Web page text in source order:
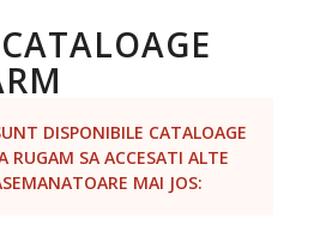
DISPONIBILE CATALOAGE
RUGAM SA ACCESATI ALTE
MAI JOS: